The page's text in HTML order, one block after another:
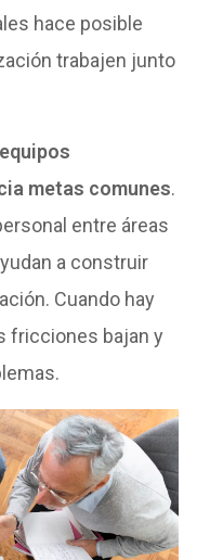
hace posible
trabajen junto
equipos
metas comunes.
entre áreas
a construir
Cuando hay
fricciones bajan y